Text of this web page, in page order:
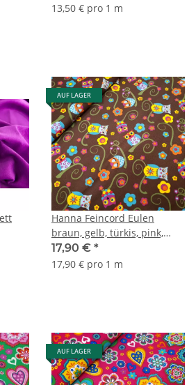
13,50 € pro 1 m
AUF LAGER
Hanna Feincord Eulen
braun, gelb, türkis, pink,
orange
17,90 € *
17,90 € pro 1 m
AUF LAGER